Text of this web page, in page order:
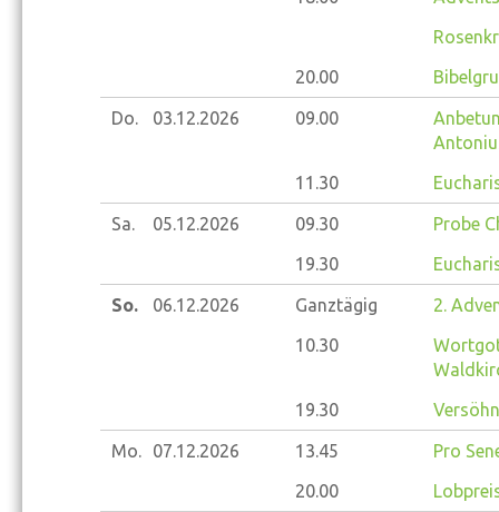
20.00
Do. 03.12.2026 09.00
11.30
Sa. 05.12.2026 09.30
Probe
19.30
So. 06.12.2026 Ganztägig
2.
10.30
19.30
Mo. 07.12.2026 13.45
Pro
20.00